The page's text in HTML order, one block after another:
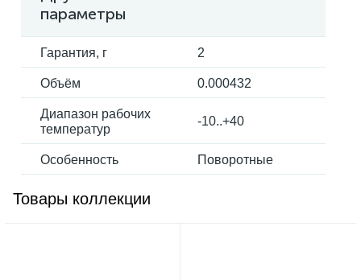
параметры
Гарантия, г 2
Объём 0.000432
Диапазон рабочих
температур
-10..+40
Особенность Поворотные
Товары коллекции